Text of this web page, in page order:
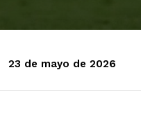
23 de mayo de 2026